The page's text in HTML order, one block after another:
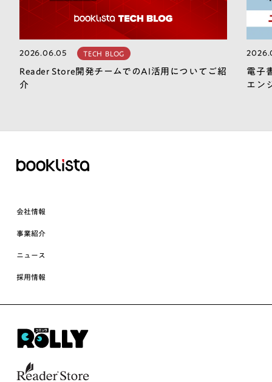
2026.06.05 TECH BLOG
Reader Store開発チームでのAI活用についてご紹
介
電子
エン
会社情報
事業紹介
ニュース
採用情報